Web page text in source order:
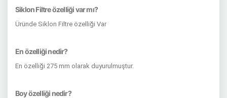
Siklon Filtre özelliği var mı?
Üründe Siklon Filtre özelliği Var
En özelliği nedir?
En özelliği 275 mm olarak duyurulmuştur.
Boy özelliği nedir?